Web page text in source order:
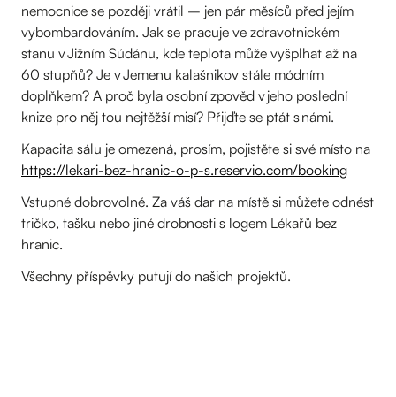
nemocnice se později vrátil – jen pár měsíců před jejím
vybombardováním. Jak se pracuje ve zdravotnickém
stanu v Jižním Súdánu, kde teplota může vyšplhat až na
60 stupňů? Je v Jemenu kalašnikov stále módním
doplňkem? A proč byla osobní zpověď v jeho poslední
knize pro něj tou nejtěžší misí? Přijďte se ptát s námi.
Kapacita sálu je omezená, prosím, pojistěte si své místo na
https://lekari-bez-hranic-o-p-s.reservio.com/booking
Vstupné dobrovolné. Za váš dar na místě si můžete odnést
tričko, tašku nebo jiné drobnosti s logem Lékařů bez
hranic.
Všechny příspěvky putují do našich projektů.